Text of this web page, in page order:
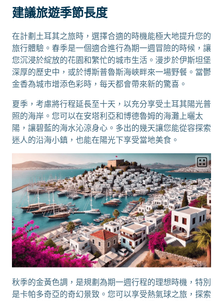
建議旅遊季節長度
在計劃土耳其之旅時，選擇合適的時機能極大地提升您的
旅行體驗。春季是一個適合進行為期一週冒險的時候，讓
您沉浸於綻放的花園和繁忙的城市生活。漫步於伊斯坦堡
深厚的歷史中，或於博斯普魯斯海峽畔來一場野餐。當鬱
金香為城市增添色彩時，每天都會帶來新的驚喜。
夏季，考慮將行程延長至十天，以充分享受土耳其陽光普
照的海岸。您可以在安塔利亞和博德魯姆的海灘上曬太
陽，讓碧藍的海水沁涼身心。多出的幾天讓您能從容探索
迷人的沿海小鎮，也能在陽光下享受當地美食。
秋季的金黃色調，是規劃為期一週行程的理想時機，特別
是卡帕多奇亞的奇幻景致。您可以享受熱氣球之旅，探索